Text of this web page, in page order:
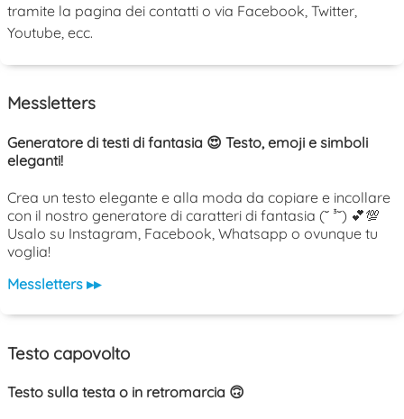
tramite la pagina dei contatti o via Facebook, Twitter,
Youtube, ecc.
Messletters
Generatore di testi di fantasia 😍 Testo, emoji e simboli
eleganti!
Crea un testo elegante e alla moda da copiare e incollare
con il nostro generatore di caratteri di fantasia (˘ ³˘) 💕💯
Usalo su Instagram, Facebook, Whatsapp o ovunque tu
voglia!
Messletters ▸▸
Testo capovolto
Testo sulla testa o in retromarcia 🙃